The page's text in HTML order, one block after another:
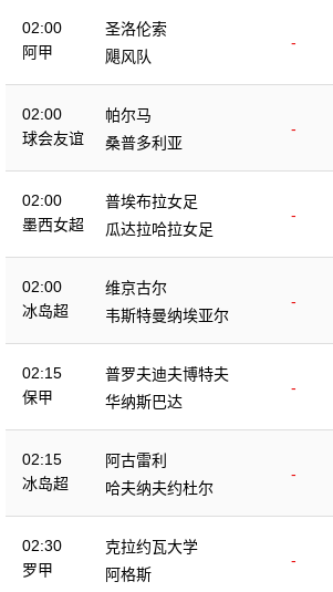
02:00
阿甲
圣洛伦索
-
飓风队
02:00
球会友谊
帕尔马
-
桑普多利亚
02:00
墨西女超
普埃布拉女足
-
瓜达拉哈拉女足
02:00
冰岛超
维京古尔
-
韦斯特曼纳埃亚尔
02:15
保甲
普罗夫迪夫博特夫
-
华纳斯巴达
02:15
冰岛超
阿古雷利
-
哈夫纳夫约杜尔
02:30
罗甲
克拉约瓦大学
-
阿格斯